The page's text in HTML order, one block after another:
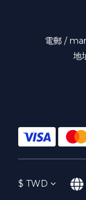
電郵 /
地
$ TWD